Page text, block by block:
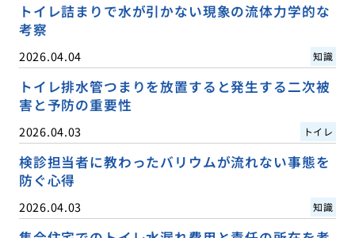
トイレ詰まりで水が引かない現象の流体力学的な
考察
2026.04.04 知識
トイレ排水管つまりを放置すると発生する二次被
害と予防の重要性
2026.04.03 トイレ
検診担当者に教わったバリウムが流れない事態を
防ぐ心得
2026.04.03 知識